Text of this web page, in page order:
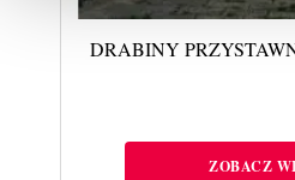
DRABINY
ZOBACZ